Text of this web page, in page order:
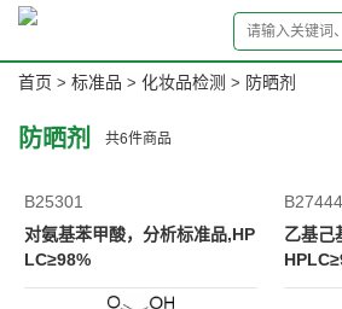
首页 > 标准品 > 化妆品检测 > 防晒剂
防晒剂 共6件商品
B25301
对氨基苯甲酸，分析标准品,HP
LC≥98%
B27444
乙基己